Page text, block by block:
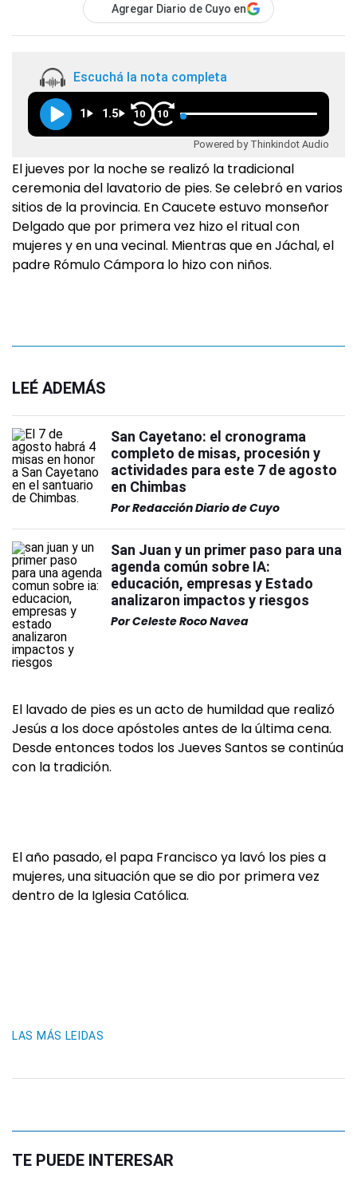
Agregar Diario de Cuyo en
Escuchá la nota completa
1 1.5 10 10
Powered by Thinkindot Audio
El jueves por la noche se realizó la tradicional
ceremonia del lavatorio de pies. Se celebró en varios
sitios de la provincia. En Caucete estuvo monseñor
Delgado que por primera vez hizo el ritual con
mujeres y en una vecinal. Mientras que en Jáchal, el
padre Rómulo Cámpora lo hizo con niños.
LEÉ ADEMÁS
San Cayetano: el cronograma
completo de misas, procesión y
actividades para este 7 de agosto
en Chimbas
PorRedacción Diario de Cuyo
San Juan y un primer paso para una
agenda común sobre IA:
educación, empresas y Estado
analizaron impactos y riesgos
PorCeleste Roco Navea
El lavado de pies es un acto de humildad que realizó
Jesús a los doce apóstoles antes de la última cena.
Desde entonces todos los Jueves Santos se continúa
con la tradición.
El año pasado, el papa Francisco ya lavó los pies a
mujeres, una situación que se dio por primera vez
dentro de la Iglesia Católica.
LAS MÁS LEIDAS
TE PUEDE INTERESAR